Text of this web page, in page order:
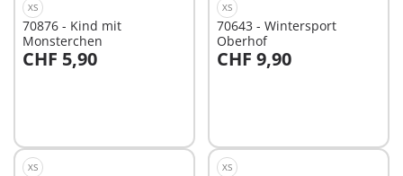
XS
70876 - Kind mit
Monsterchen
CHF 5,90
XS
70643 - Wintersport
Oberhof
CHF 9,90
In den Warenkorb
XS XS